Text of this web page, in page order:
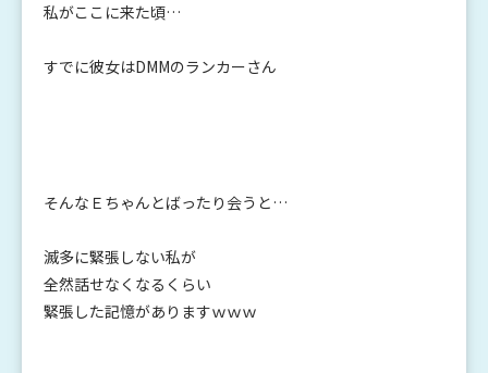
私がここに来た頃…
すでに彼女はDMMのランカーさん
そんなＥちゃんとばったり会うと…
滅多に緊張しない私が
全然話せなくなるくらい
緊張した記憶がありますｗｗｗ